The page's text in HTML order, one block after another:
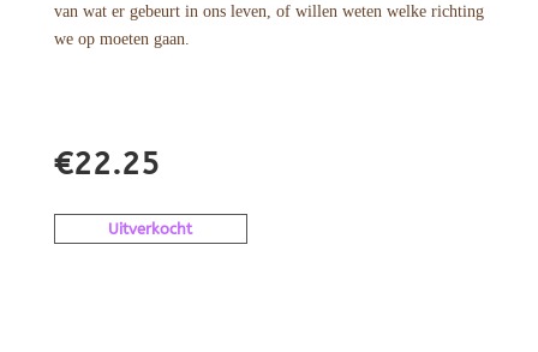
van wat er gebeurt in ons leven, of willen weten welke richting
we op moeten gaan.
€22.25
Uitverkocht